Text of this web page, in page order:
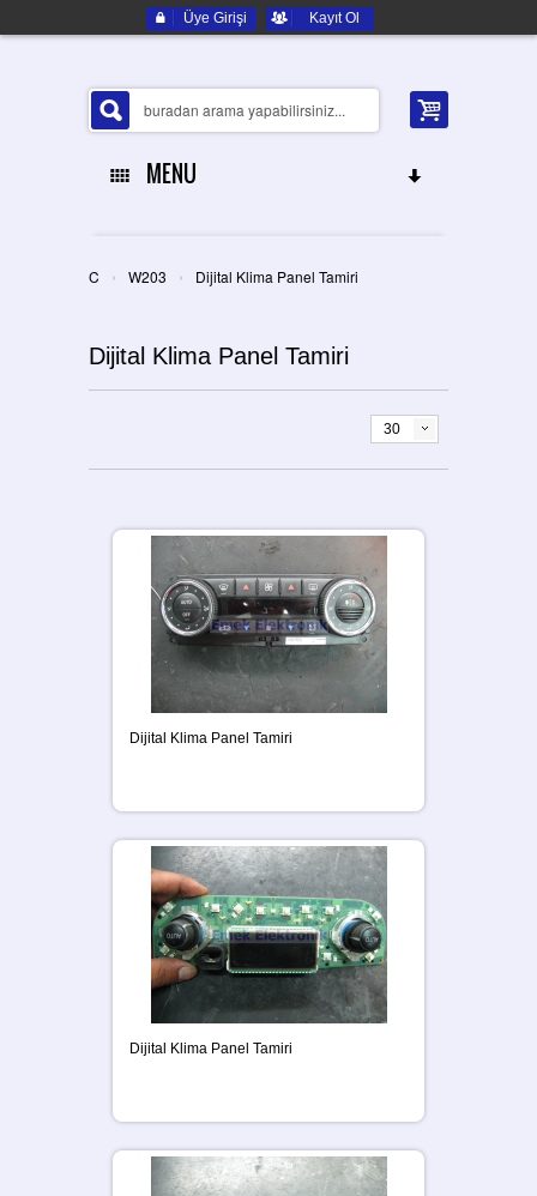
Üye Girişi Kayıt Ol
MENU
HAKKIMIZDA
ELEKTRONIK YEDEK PARÇA
C › W203 › Dijital Klima Panel Tamiri
Dijital Klima Panel Tamiri
30
Dijital Klima Panel Tamiri
Dijital Klima Panel Tamiri